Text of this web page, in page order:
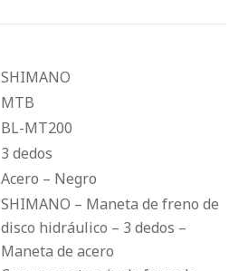
SHIMANO
MTB
BL-MT200
3 dedos
Acero – Negro
SHIMANO – Maneta de freno de
disco hidráulico – 3 dedos –
Maneta de acero